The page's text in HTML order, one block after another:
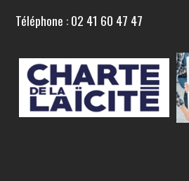
Téléphone : 02 41 60 47 47